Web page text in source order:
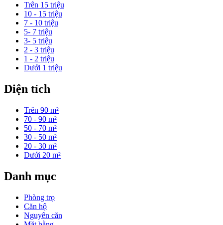
Trên 15 triệu
10 - 15 triệu
7 - 10 triệu
5- 7 triệu
3- 5 triệu
2 - 3 triệu
1 - 2 triệu
Dưới 1 triệu
Diện tích
Trên 90 m²
70 - 90 m²
50 - 70 m²
30 - 50 m²
20 - 30 m²
Dưới 20 m²
Danh mục
Phòng trọ
Căn hộ
Nguyên căn